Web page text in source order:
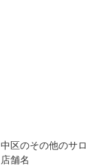
中区のその他のサ
店舗名